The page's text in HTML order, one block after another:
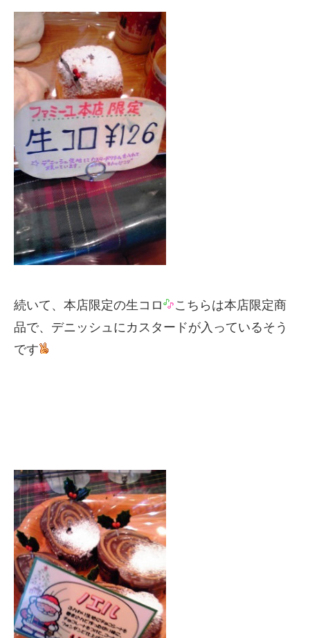
続いて、本店限定の生コロ
こちらは本店限定商
品で、デニッシュにカスタードが入っているそう
です